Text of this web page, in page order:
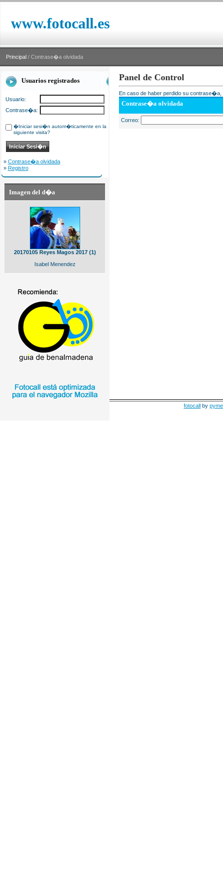
www.fotocall.es
Principal / Contrase�a olvidada
Usuarios registrados
Usuario:
Contrase�a:
�Iniciar sesi�n autom�ticamente en la
siguiente visita?
» Contrase�a olvidada
» Registro
Imagen del d�a
20170105 Reyes Magos 2017 (1)
Isabel Menendez
Panel de Control
En caso de haber perdido su
Contrase�a olvidada
Correo:
fotocall by